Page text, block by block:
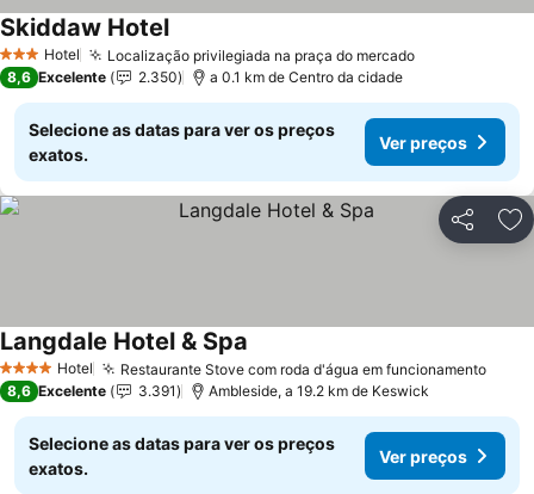
3 EstrelasHotel Localização privilegiada na praça do mercado
Skiddaw Hotel
8,6 Excelente 2.350 a 0.1 km de Centro da cidade
Selecione as datas para ver os preços
exatos.
Ver preços
Partilhar
4 EstrelasHotel Restaurante Stove com roda d'água em funcionamento
Langdale Hotel & Spa
8,6 Excelente 3.391 Ambleside, a 19.2 km de Keswick
Selecione as datas para ver os preços
exatos.
Ver preços